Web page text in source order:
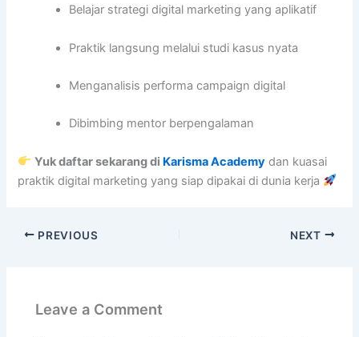
Belajar strategi digital marketing yang aplikatif
Praktik langsung melalui studi kasus nyata
Menganalisis performa campaign digital
Dibimbing mentor berpengalaman
Yuk daftar sekarang di Karisma Academy dan kuasai
praktik digital marketing yang siap dipakai di dunia kerja
PREVIOUS NEXT
Leave a Comment